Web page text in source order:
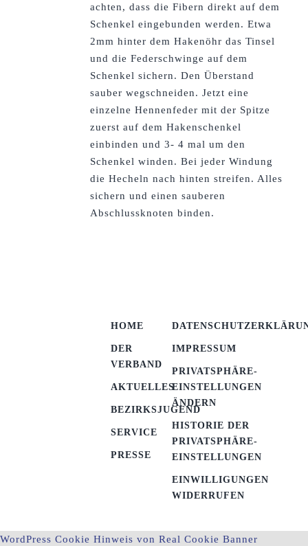
achten, dass die Fibern direkt auf dem
Schenkel eingebunden werden. Etwa
2mm hinter dem Hakenöhr das Tinsel
und die Federschwinge auf dem
Schenkel sichern. Den Überstand
sauber wegschneiden. Jetzt eine
einzelne Hennenfeder mit der Spitze
zuerst auf dem Hakenschenkel
einbinden und 3- 4 mal um den
Schenkel winden. Bei jeder Windung
die Hecheln nach hinten streifen. Alles
sichern und einen sauberen
Abschlussknoten binden.
HOME
DER
VERBAND
AKTUELLES
BEZIRKSJUGEND
SERVICE
PRESSE
IMPRESSUM
PRIVATSPHÄRE-
EINSTELLUNGEN
ÄNDERN
HISTORIE DER
PRIVATSPHÄRE-
EINSTELLUNGEN
EINWILLIGUNGEN
WIDERRUFEN
WordPress Cookie Hinweis von Real Cookie Banner